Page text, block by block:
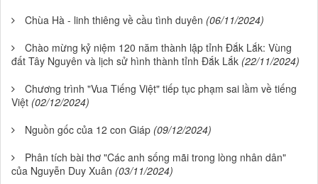
Chùa Hà - linh thiêng về cầu tình duyên (06/11/2024)
Chào mừng kỷ niệm 120 năm thành lập tỉnh Đắk Lắk: Vùng
đất Tây Nguyên và lịch sử hình thành tỉnh Đắk Lắk (22/11/2024)
Chương trình "Vua Tiếng Việt" tiếp tục phạm sai lầm về tiếng
Việt (02/12/2024)
Nguồn gốc của 12 con Giáp (09/12/2024)
Phân tích bài thơ "Các anh sống mãi trong lòng nhân dân"
của Nguyễn Duy Xuân (03/11/2024)